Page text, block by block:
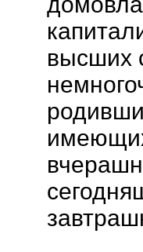
высших